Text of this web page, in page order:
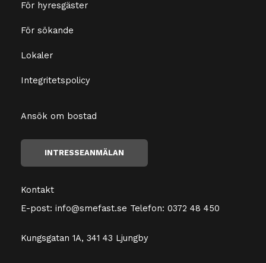
För hyresgäster
För sökande
Lokaler
Integritetspolicy
Ansök om bostad
INTRESSEANMÄLAN
Kontakt
E-post: info@smefast.se Telefon: 0372 48 450
Kungsgatan 1A, 341 43 Ljungby